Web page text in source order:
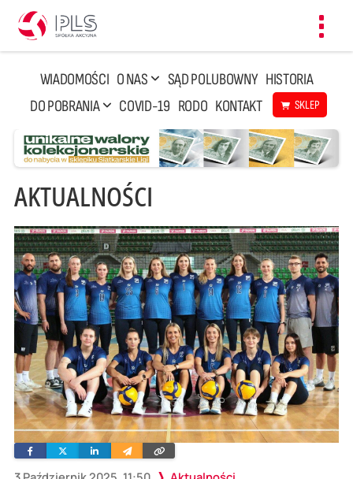
WIADOMOŚCI O NAS SĄD POLUBOWNY HISTORIA
DO POBRANIA
COVID-19 RODO KONTAKT SKLEP
AKTUALNOŚCI
FacebookTwitterLinkedinWyślij
e-
Skopiuj
link